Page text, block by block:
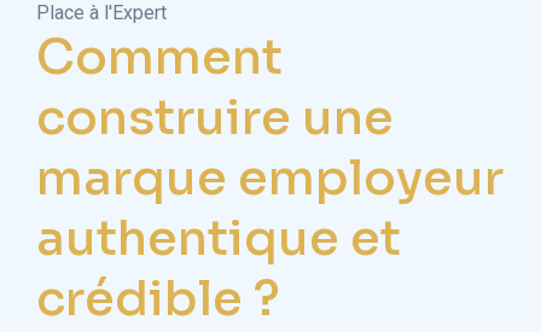
Place à l'Expert
Comment
construire une
marque employeur
authentique et
crédible ?